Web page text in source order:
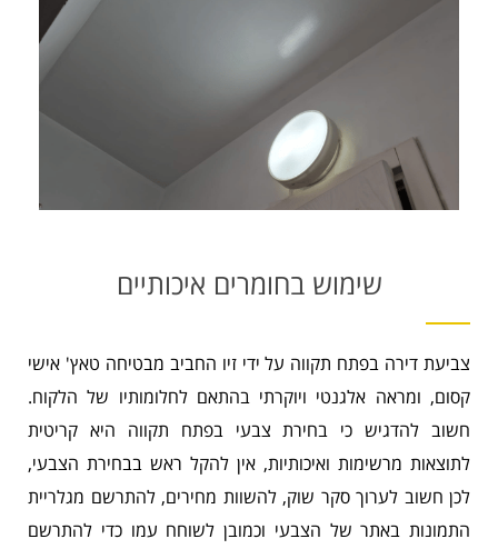
שימוש בחומרים איכותיים
צביעת דירה בפתח תקווה על ידי זיו החביב מבטיחה טאץ' אישי
קסום, ומראה אלגנטי ויוקרתי בהתאם לחלומותיו של הלקוח.
חשוב להדגיש כי בחירת צבעי בפתח תקווה היא קריטית
לתוצאות מרשימות ואיכותיות, אין להקל ראש בבחירת הצבעי,
לכן חשוב לערוך סקר שוק, להשוות מחירים, להתרשם מגלריית
התמונות באתר של הצבעי וכמובן לשוחח עמו כדי להתרשם